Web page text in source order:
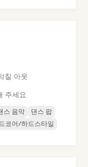
칠 아웃
주세요
스 음악
댄스 팝
코어/하드스타일